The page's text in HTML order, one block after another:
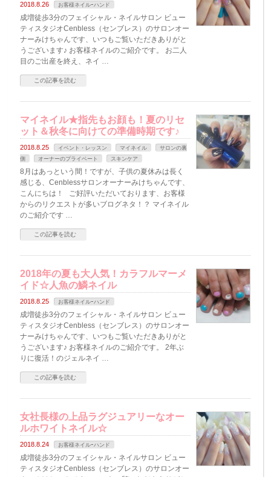
2018.8.26 お客様ネイルｰハンド
成増徒歩3分のフェイシャル・ネイルサロン ビュー
ティスタジオCenbless（センブレス）のサロンオー
ナーみけちゃんです、いつもご覧いただきありがと
うございます♪ お客様ネイルのご紹介です。 お二人
目のご出産を終え、ネイ …
この記事を読む
マイネイル★指先もお顔も！夏のリセ
ット＆秋冬に向けての準備時期です♪
2018.8.25 イベント・レッスン マイネイル
サロンの裏
側
オーナーのプライベート スキンケア
8月はあっという間！ですが、子供の夏休みは長く
感じる、Cenblessサロンオーナーみけちゃんです、
こんにちは！ ご好評いただいております、お客様
からのリクエストが多いブログネタ！？ マイネイル
のご紹介です …
この記事を読む
2018年の夏も大人気！カラフルマーメ
イド☆人魚の鱗ネイル
2018.8.25 お客様ネイルｰハンド
成増徒歩3分のフェイシャル・ネイルサロン ビュー
ティスタジオCenbless（センブレス）のサロンオー
ナーみけちゃんです、いつもご覧いただきありがと
うございます♪ お客様ネイルのご紹介です。 2年ぶ
りに復活！のジェルネイ …
この記事を読む
女社長様の上品ラグジュアリーなオー
ルホワイトネイル☆
2018.8.24 お客様ネイルｰハンド
成増徒歩3分のフェイシャル・ネイルサロン ビュー
ティスタジオCenbless（センブレス）のサロンオー